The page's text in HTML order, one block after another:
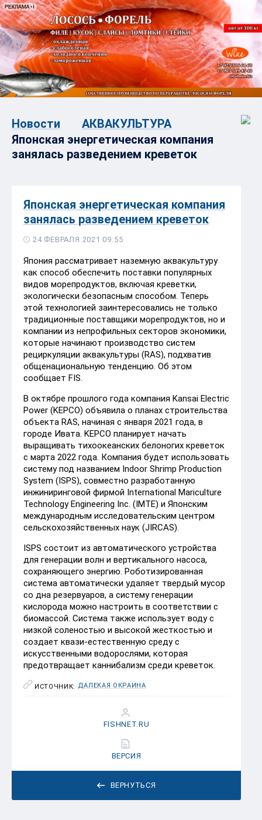
Новости
АКВАКУЛЬТУРА
Японская энергетическая компания
занялась разведением креветок
Японская энергетическая компания
занялась разведением креветок
24 ФЕВРАЛЯ 2021 09:55
Япония рассматривает наземную аквакультуру
как способ обеспечить поставки популярных
видов морепродуктов, включая креветки,
экологически безопасным способом. Теперь
этой технологией заинтересовались не только
традиционные поставщики морепродуктов, но и
компании из непрофильных секторов экономики,
которые начинают производство систем
рециркуляции аквакультуры (RAS), подхватив
общенациональную тенденцию. Об этом
сообщает FIS.
В октябре прошлого года компания Kansai Electric
Power (KEPCO) объявила о планах строительства
объекта RAS, начиная с января 2021 года, в
городе Ивата. KEPCO планирует начать
выращивать тихоокеанских белоногих креветок
с марта 2022 года. Компания будет использовать
систему под названием Indoor Shrimp Production
System (ISPS), совместно разработанную
инжиниринговой фирмой International Mariculture
Technology Engineering Inc. (IMTE) и Японским
международным исследовательским центром
сельскохозяйственных наук (JIRCAS).
ISPS состоит из автоматического устройства
для генерации волн и вертикального насоса,
сохраняющего энергию. Роботизированная
система автоматически удаляет твердый мусор
со дна резервуаров, а систему генерации
кислорода можно настроить в соответствии с
биомассой. Система также использует воду с
низкой соленостью и высокой жесткостью и
создает квази-естественную среду с
искусственными водорослями, которая
предотвращает каннибализм среди креветок.
ИСТОЧНИК: ДАЛЕКАЯ ОКРАИНА
ВЕРНУТЬСЯ
FISHNET.RU
ВЕРСИЯ